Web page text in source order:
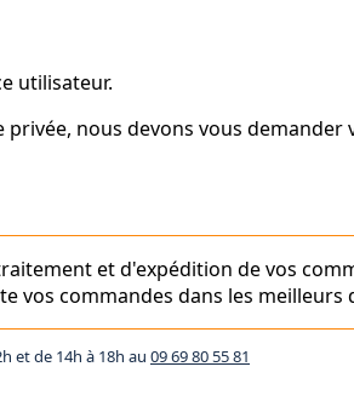
utilisateur.
nous devons vous
et d'expédition de vos
vos commandes dans les meilleurs
et de 14h à 18h au 09 69 80 55 81